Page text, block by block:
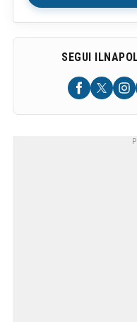
SEGUI